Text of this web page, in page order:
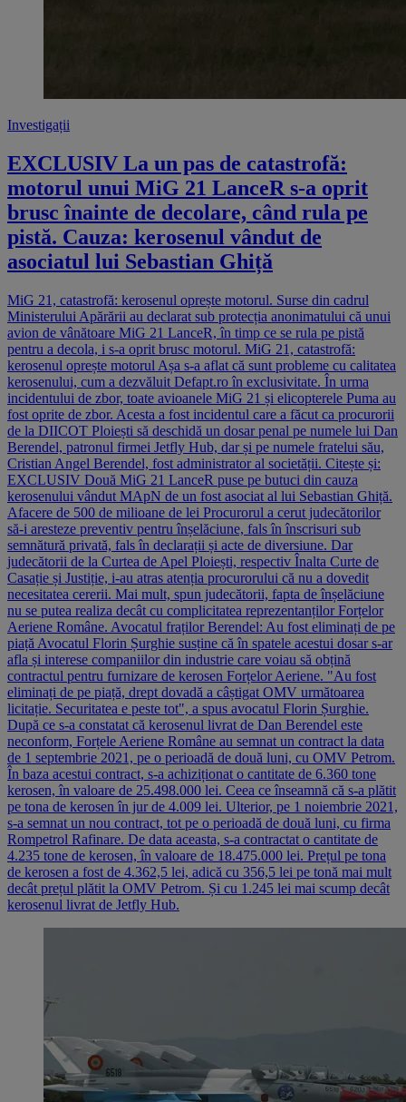
Investigații
EXCLUSIV La un pas de catastrofă:
motorul unui MiG 21 LanceR s-a oprit
brusc înainte de decolare, când rula pe
pistă. Cauza: kerosenul vândut de
asociatul lui Sebastian Ghiță
MiG 21, catastrofă: kerosenul oprește motorul. Surse din cadrul
Ministerului Apărării au declarat sub protecția anonimatului că unui
avion de vânătoare MiG 21 LanceR, în timp ce se rula pe pistă
pentru a decola, i s-a oprit brusc motorul. MiG 21, catastrofă:
kerosenul oprește motorul Așa s-a aflat că sunt probleme cu calitatea
kerosenului, cum a dezvăluit Defapt.ro în exclusivitate. În urma
incidentului de zbor, toate avioanele MiG 21 și elicopterele Puma au
fost oprite de zbor. Acesta a fost incidentul care a făcut ca procurorii
de la DIICOT Ploiești să deschidă un dosar penal pe numele lui Dan
Berendel, patronul firmei Jetfly Hub, dar și pe numele fratelui său,
Cristian Angel Berendel, fost administrator al societății. Citește și:
EXCLUSIV Două MiG 21 LanceR puse pe butuci din cauza
kerosenului vândut MApN de un fost asociat al lui Sebastian Ghiță.
Afacere de 500 de milioane de lei Procurorul a cerut judecătorilor
să-i aresteze preventiv pentru înșelăciune, fals în înscrisuri sub
semnătură privată, fals în declarații și acte de diversiune. Dar
judecătorii de la Curtea de Apel Ploiești, respectiv Înalta Curte de
Casație și Justiție, i-au atras atenția procurorului că nu a dovedit
necesitatea cererii. Mai mult, spun judecătorii, fapta de înșelăciune
nu se putea realiza decât cu complicitatea reprezentanților Forțelor
Aeriene Române. Avocatul fraților Berendel: Au fost eliminați de pe
piață Avocatul Florin Șurghie susține că în spatele acestui dosar s-ar
afla și interese companiilor din industrie care voiau să obțină
contractul pentru furnizare de kerosen Forțelor Aeriene. "Au fost
eliminați de pe piață, drept dovadă a câștigat OMV următoarea
licitație. Securitatea e peste tot", a spus avocatul Florin Șurghie.
După ce s-a constatat că kerosenul livrat de Dan Berendel este
neconform, Forțele Aeriene Române au semnat un contract la data
de 1 septembrie 2021, pe o perioadă de două luni, cu OMV Petrom.
În baza acestui contract, s-a achiziționat o cantitate de 6.360 tone
kerosen, în valoare de 25.498.000 lei. Ceea ce înseamnă că s-a plătit
pe tona de kerosen în jur de 4.009 lei. Ulterior, pe 1 noiembrie 2021,
s-a semnat un nou contract, tot pe o perioadă de două luni, cu firma
Rompetrol Rafinare. De data aceasta, s-a contractat o cantitate de
4.235 tone de kerosen, în valoare de 18.475.000 lei. Prețul pe tona
de kerosen a fost de 4.362,5 lei, adică cu 356,5 lei pe tonă mai mult
decât prețul plătit la OMV Petrom. Și cu 1.245 lei mai scump decât
kerosenul livrat de Jetfly Hub.